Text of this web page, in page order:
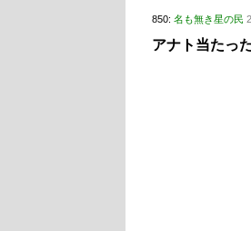
850: 名も無き星の民
アナト当たっ